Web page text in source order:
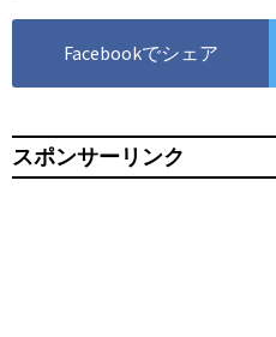
Facebookでシェア
スポンサーリンク